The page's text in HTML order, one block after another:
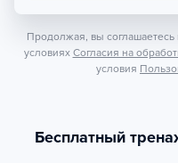
Продолжая, вы
условиях Согласия на
условия
Бесплатный